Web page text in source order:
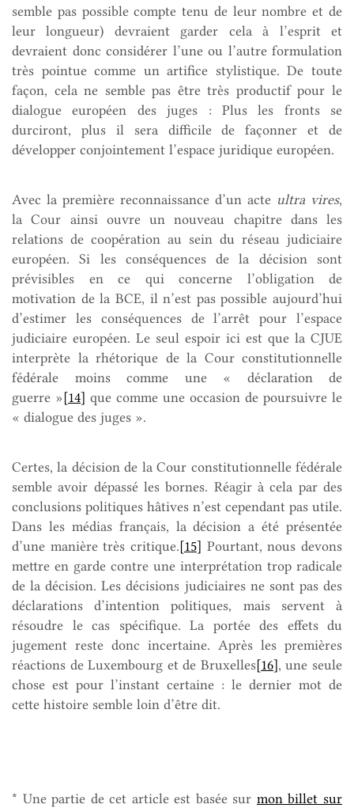
semble pas possible compte tenu de leur nombre et de
leur longueur) devraient garder cela à l’esprit et
devraient donc considérer l’une ou l’autre formulation
très pointue comme un artifice stylistique. De toute
façon, cela ne semble pas être très productif pour le
dialogue européen des juges : Plus les fronts se
durciront, plus il sera difficile de façonner et de
développer conjointement l’espace juridique européen.
Avec la première reconnaissance d’un acte ultra vires,
la Cour ainsi ouvre un nouveau chapitre dans les
relations de coopération au sein du réseau judiciaire
européen. Si les conséquences de la décision sont
prévisibles en ce qui concerne l’obligation de
motivation de la BCE, il n’est pas possible aujourd’hui
d’estimer les conséquences de l’arrêt pour l’espace
judiciaire européen. Le seul espoir ici est que la CJUE
interprète la rhétorique de la Cour constitutionnelle
fédérale moins comme une « déclaration de
guerre »[14] que comme une occasion de poursuivre le
« dialogue des juges ».
Certes, la décision de la Cour constitutionnelle fédérale
semble avoir dépassé les bornes. Réagir à cela par des
conclusions politiques hâtives n’est cependant pas utile.
Dans les médias français, la décision a été présentée
d’une manière très critique.[15] Pourtant, nous devons
mettre en garde contre une interprétation trop radicale
de la décision. Les décisions judiciaires ne sont pas des
déclarations d’intention politiques, mais servent à
résoudre le cas spécifique. La portée des effets du
jugement reste donc incertaine. Après les premières
réactions de Luxembourg et de Bruxelles[16], une seule
chose est pour l’instant certaine : le dernier mot de
cette histoire semble loin d’être dit.
* Une partie de cet article est basée sur mon billet sur